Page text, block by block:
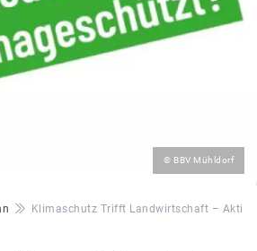
© BBV Mühldorf©
Klimaschutz Trifft Landwirtschaft –